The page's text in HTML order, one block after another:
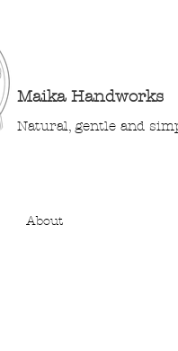
Maika Handworks
Natural, gentle and
About